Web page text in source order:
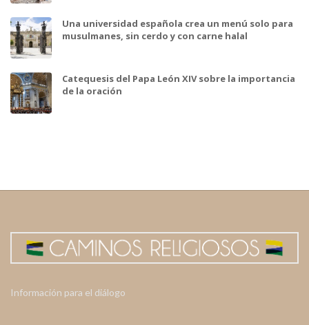
Una universidad española crea un menú solo para
musulmanes, sin cerdo y con carne halal
Catequesis del Papa León XIV sobre la importancia
de la oración
Información para el diálogo